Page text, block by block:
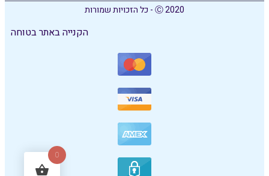
Ⓒ 2020 - כל הזכויות שמורות
הקנייה באתר בטוחה
0